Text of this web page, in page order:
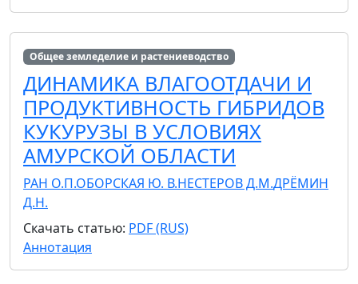
Общее земледелие и растениеводство
ДИНАМИКА ВЛАГООТДАЧИ И
ПРОДУКТИВНОСТЬ ГИБРИДОВ
КУКУРУЗЫ В УСЛОВИЯХ
АМУРСКОЙ ОБЛАСТИ
РАН О.П.ОБОРСКАЯ Ю. В.НЕСТЕРОВ Д.М.ДРЁМИН
Д.Н.
Скачать статью: PDF (RUS)
Аннотация